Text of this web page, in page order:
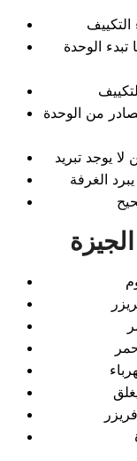
الوحدة
من الوحدة